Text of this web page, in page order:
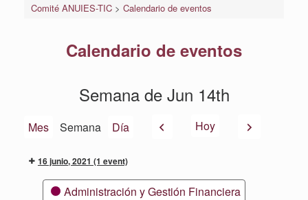
Comité ANUIES-TIC> Calendario de eventos
Calendario de eventos
Semana de Jun 14th
Mes Semana Día AnteriorHoy Siguiente
16 junio, 2021 (1 event)
CategoríasAdministración y Gestión Financiera